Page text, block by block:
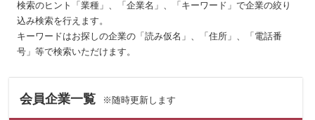
検索のヒント「業種」、「企業名」、「キーワード」で企業の絞り
込み検索を行えます。
キーワードはお探しの企業の「読み仮名」、「住所」、「電話番
号」等で検索いただけます。
会員企業一覧 ※随時更新します